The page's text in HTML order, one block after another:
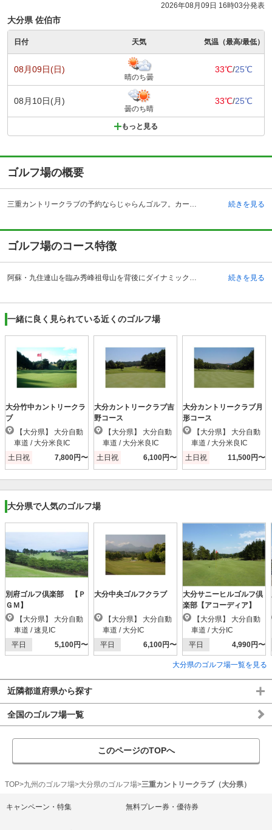
2026年08月09日 16時03分発表
大分県 佐伯市
日付 天気 気温（最高/最低）
08月09日(日)
晴のち曇
33℃/25℃
08月10日(月)
曇のち晴
33℃/25℃
もっと見る
ゴルフ場の概要
三重カントリークラブの予約ならじゃらんゴルフ。カートの有無や利用税、キャンセル料、ナイター設備、駐車場などのコース情報はもちろん、口コミ、フォトギャラリーなどコースの難易度や攻略に役立つ情報充実、予約する度にポイントが貯まるのでお得にゴルフをお楽しみ頂けます。 大分県南部、宮崎県との県境にある豊後大野市は市域の大半が丘陵と山林になっていて、夏は暑く、冬も氷点下以下の冷え込みが少ない温暖な地域です。そんな豊後大野市三重に平成3年8月にオープンしたゴルフ場、三重カントリークラブは大分市の中心部から南へ35キロメートル、臼杵インターチェンジより車で22キロメートル・約35分、電車を利用する場合は豊肥本線・菅生駅よりタクシーで3分の場所にあります。ラウンドスタイルは全組セルフで、歩きと乗用カートの併用となっています。OUT×INで6469ヤードのコースは大分県のゴルフ場の中で、「レギュラーティストレートランキング」で5位に入っています。またクラブ内にある「レストランますの井」では鮮やかなグリーンのパノラマを見ながら食事が召し上がれます。 続きを見る
ゴルフ場のコース特徴
阿蘇・九住連山を臨み秀峰祖母山を背後にダイナミックに広がる60万平方メートルの18ホールは、全体的にフラットなコースで、適度はフェアウェイ幅があり女性やシニアのプレーヤーにも楽しめるような丘陵コースになっています。OUTコースは立体的なホールが多く、距離は比較的短いものの、ショットの正確さが要求されるコースです。INコースは変化に富んだ距離感あふれるコースになっています。16番ホールでの2打目は池越えのため強くヒットするのがベストです。ただしグリーンオーバーにならないよう手前から攻めるようにするのがいいでしょう。17番ホールは、635ヤードの超ロングホールになっていて1・2打とも正確なショットが要求されます。3打目は左サイドのＯＢに注意してください。 続きを見る
一緒に良く見られている近くのゴルフ場
大分竹中カントリークラ
ブ
車道 / 大分米良IC
土日祝
7,800円〜
大分カントリークラブ吉
野コース
車道 / 大分米良IC
土日祝
6,100円〜
大分カントリークラブ月
形コース
車道 / 大分米良IC
土日祝
11,500円〜
大分県で人気のゴルフ場
別府ゴルフ倶楽部 【Ｐ
ＧＭ】
車道 / 速見IC
平日
5,100円〜
大分中央ゴルフクラブ
車道 / 大分IC
平日
6,100円〜
大分サニーヒルゴルフ倶
楽部【アコーディア】
車道 / 大分IC
平日
4,990円〜
大分県のゴルフ場一覧を見る
近隣都道府県から探す
全国のゴルフ場一覧
このページのTOPへ
TOP 九州のゴルフ場 大分県のゴルフ場 三重カントリークラブ（大分県）
キャンペーン・特集 無料プレー券・優待券